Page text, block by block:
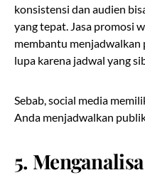
konsistensi dan audien
yang tepat. Jasa promosi
membantu
lupa karena jadwal yang
Sebab, social media
Anda menjadwalkan
5.